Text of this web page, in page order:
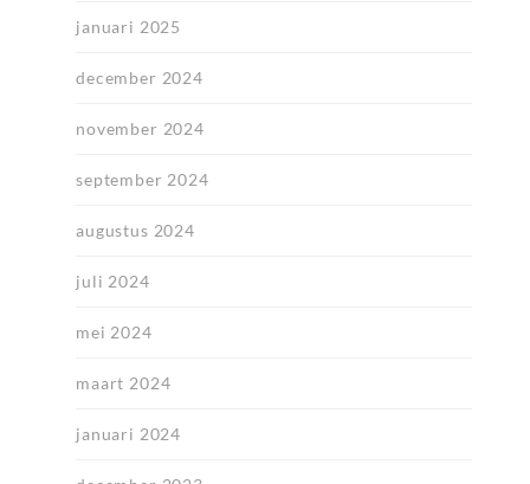
januari 2025
december 2024
november 2024
september 2024
augustus 2024
juli 2024
mei 2024
maart 2024
januari 2024